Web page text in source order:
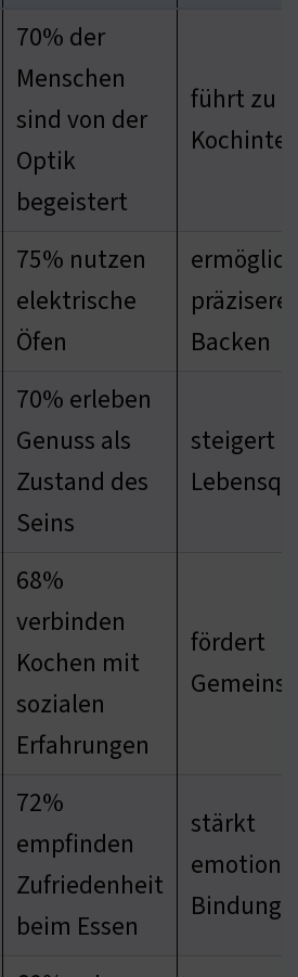
70% der
Menschen
sind von der
Optik
begeistert
führt zu
75% nutzen
elektrische
Öfen
Backen
70% erleben
Genuss als
Zustand des
Seins
steigert
68%
verbinden
Kochen mit
sozialen
Erfahrungen
fördert
72%
empfinden
Zufriedenheit
beim Essen
stärkt